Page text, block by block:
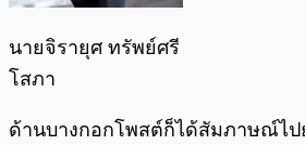
นายจิรายุศ ทรัพย์ศรี
โสภา
ด้านบางกอกโพสต์ก็ได้สัมภาษณ์ไ